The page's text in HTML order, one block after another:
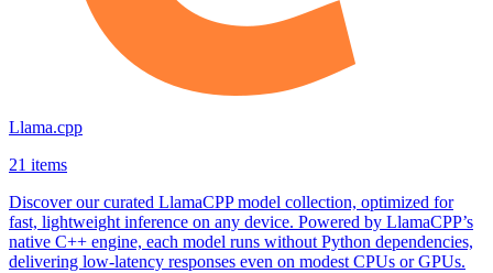
Llama.cpp
21 items
Discover our curated LlamaCPP model collection, optimized for
fast, lightweight inference on any device. Powered by LlamaCPP’s
native C++ engine, each model runs without Python dependencies,
delivering low‑latency responses even on modest CPUs or GPUs.